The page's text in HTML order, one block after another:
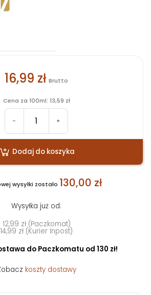
16,99 zł Brutto
Cena za 100ml: 13,59 zł
- +
Dodaj do koszyka
wysyłki zostało 130,00 zł
Wysyłka już od:
12,99 zł (Paczkomat)
14,99 zł (Kurier Inpost)
do Paczkomatu od 130 zł!
koszty dostawy